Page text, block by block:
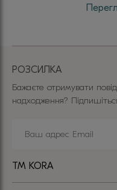
TM KORA
РОЗСИЛКА
Бажаєте отримувати
надходження?